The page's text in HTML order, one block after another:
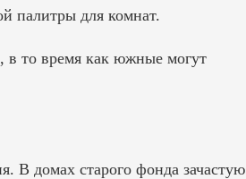
палитры для комнат.
в то время как южные могут
В домах старого фонда зачастую